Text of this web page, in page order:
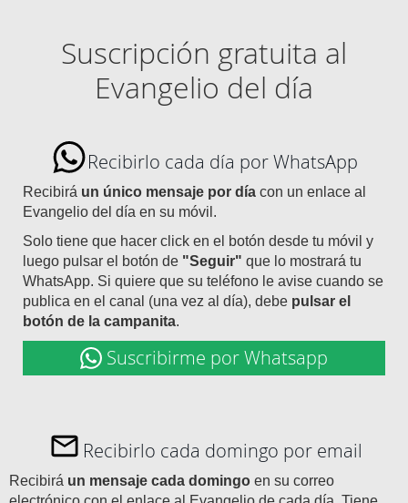
Suscripción gratuita al
Evangelio del día
Recibirlo cada día por WhatsApp
Recibirá un único mensaje por día con un enlace al
Evangelio del día en su móvil.
Solo tiene que hacer click en el botón desde tu móvil y
luego pulsar el botón de "Seguir" que lo mostrará tu
WhatsApp. Si quiere que su teléfono le avise cuando se
publica en el canal (una vez al día), debe pulsar el
botón de la campanita.
Suscribirme por Whatsapp
Recibirlo cada domingo por email
Recibirá un mensaje cada domingo en su correo